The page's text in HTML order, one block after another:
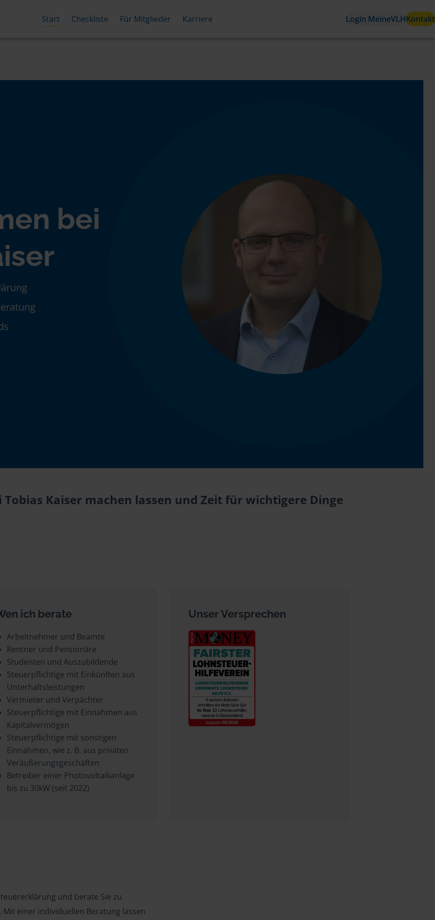
Start Checkliste Für Mitglieder Karriere Login MeineVLHKontakt
bei
Kaiser machen lassen und Zeit für wichtigere Dinge
ich berate
Arbeitnehmer und Beamte
Rentner und Pensionäre
Studenten und Auszubildende
Steuerpflichtige mit Einkünften aus
Unterhaltsleistungen
Vermieter und Verpächter
Steuerpflichtige mit Einnahmen aus
Kapitalvermögen
Steuerpflichtige mit sonstigen
Einnahmen, wie z. B. aus privaten
Veräußerungsgeschäften
Betreiber einer Photovoltaikanlage
bis zu 30kW (seit 2022)
Unser Versprechen
und berate Sie zu
Mit einer individuellen Beratung lassen